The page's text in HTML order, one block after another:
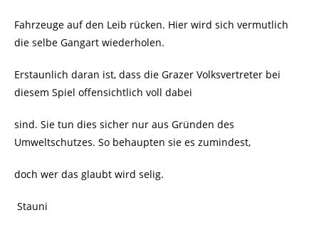
Fahrzeuge auf den Leib rücken. Hier wird sich vermutlich
die selbe Gangart wiederholen.
Erstaunlich daran ist, dass die Grazer Volksvertreter bei
diesem Spiel offensichtlich voll dabei
sind. Sie tun dies sicher nur aus Gründen des
Umweltschutzes. So behaupten sie es zumindest,
doch wer das glaubt wird selig.
Stauni